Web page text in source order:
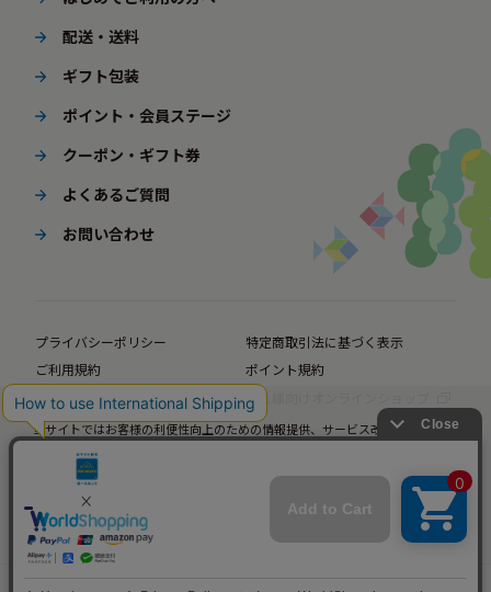
配送・送料
ギフト包装
ポイント・会員ステージ
クーポン・ギフト券
よくあるご質問
お問い合わせ
プライバシーポリシー
特定商取引法に基づく表示
ご利用規約
ポイント規約
企業サイト
法人様向けオンラインショップ
当サイトではお客様の利便性向上のための情報提供、サービス改善のための分
当サイトの閲覧を継続された場合、Cookieの使用にご同意いただいたものとみ
なします。
詳細については
をご確認ください。